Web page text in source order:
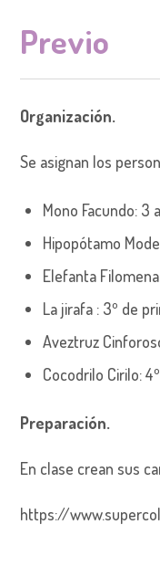
Previo
Organización.
Se asignan los
Mono Facundo: 3
Hipopótamo
Elefanta
La jirafa : 3º de
Aveztruz
Cocodrilo Cirilo:
Preparación.
En clase crean sus
https://